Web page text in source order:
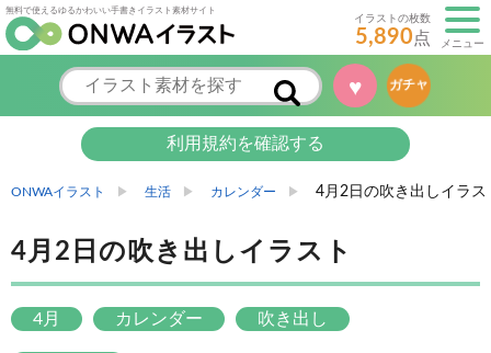
無料で使えるゆるかわいい手書きイラスト素材サイト
イラストの枚数
5,890点 メニュー
♥ ガチャ
利用規約を確認する
ONWAイラスト 生活 カレンダー 4月2日の吹き出しイラス
4月2日の吹き出しイラスト
4月 カレンダー 吹き出し